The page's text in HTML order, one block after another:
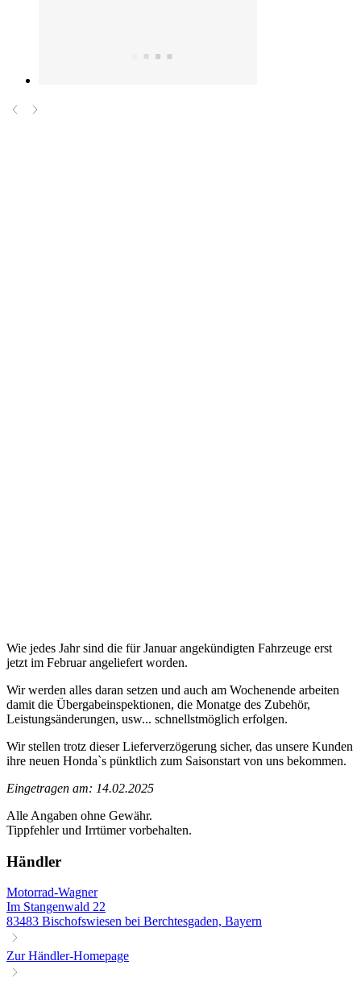
Wie jedes Jahr sind die für Januar angekündigten Fahrzeuge erst
jetzt im Februar angeliefert worden.
Wir werden alles daran setzen und auch am Wochenende arbeiten
damit die Übergabeinspektionen, die Monatge des Zubehör,
Leistungsänderungen, usw... schnellstmöglich erfolgen.
Wir stellen trotz dieser Lieferverzögerung sicher, das unsere Kunden
ihre neuen Honda`s pünktlich zum Saisonstart von uns bekommen.
Eingetragen am: 14.02.2025
Alle Angaben ohne Gewähr.
Tippfehler und Irrtümer vorbehalten.
Händler
Motorrad-Wagner
Im Stangenwald 22
83483 Bischofswiesen bei Berchtesgaden, Bayern
Zur Händler-Homepage